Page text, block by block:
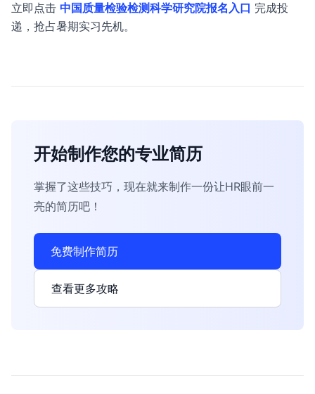
立即点击 中国质量检验检测科学研究院报名入口 完成投
递，抢占暑期实习先机。
开始制作您的专业简历
掌握了这些技巧，现在就来制作一份让HR眼前一
亮的简历吧！
免费制作简历
查看更多攻略